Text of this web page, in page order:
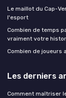
Le maillot du Cap-
l'esport
Combien de temps
vraiment votre
Combien de joueurs
Les derniers
Comment maîtriser